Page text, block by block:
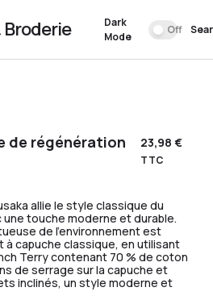
Broderie
Dark
Mode
Off
de régénération
23,98 €
TTC
allie le style classique du
touche moderne et durable.
de l’environnement est
capuche classique, en utilisant
Terry contenant 70 % de coton
de serrage sur la capuche et
inclinés, un style moderne et